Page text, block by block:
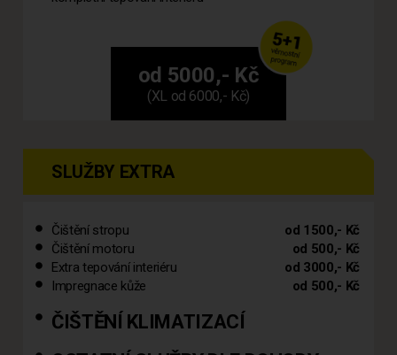
od 5000,- Kč
(XL od 6000,- Kč)
SLUŽBY EXTRA
Čištění stropu
od 1500,- Kč
Čištění motoru
od 500,- Kč
Extra tepování interiéru
od 3000,- Kč
Impregnace kůže
od 500,- Kč
ČIŠTĚNÍ KLIMATIZACÍ